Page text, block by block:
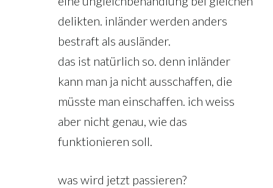
delikten. inländer werden anders
bestraft als ausländer.
das ist natürlich so. denn inländer
kann man ja nicht ausschaffen, die
müsste man einschaffen. ich weiss
aber nicht genau, wie das
funktionieren soll.
was wird jetzt passieren?